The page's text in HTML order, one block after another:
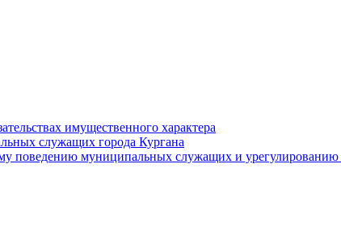
имущественного характера
служащих города Кургана
поведению муниципальных служащих и